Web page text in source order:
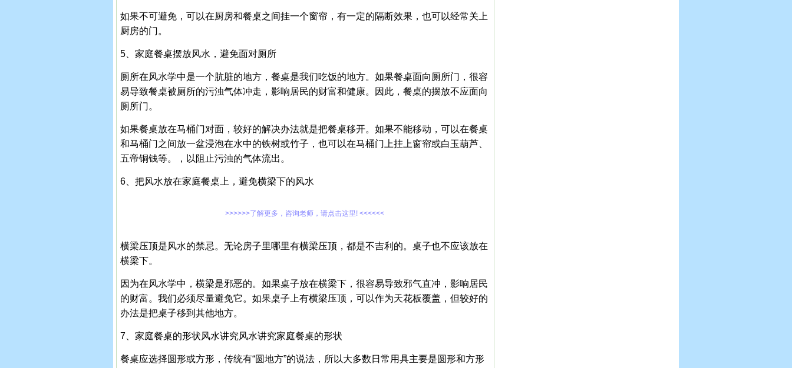
如果不可避免，可以在厨房和餐桌之间挂一个窗帘，有一定的隔断效果，也可以经常关上
厨房的门。
5、家庭餐桌摆放风水，避免面对厕所
厕所在风水学中是一个肮脏的地方，餐桌是我们吃饭的地方。如果餐桌面向厕所门，很容
易导致餐桌被厕所的污浊气体冲走，影响居民的财富和健康。因此，餐桌的摆放不应面向
厕所门。
如果餐桌放在马桶门对面，较好的解决办法就是把餐桌移开。如果不能移动，可以在餐桌
和马桶门之间放一盆浸泡在水中的铁树或竹子，也可以在马桶门上挂上窗帘或白玉葫芦、
五帝铜钱等。，以阻止污浊的气体流出。
6、把风水放在家庭餐桌上，避免横梁下的风水
>>>>>>了解更多，咨询老师，请点击这里! <<<<<<
横梁压顶是风水的禁忌。无论房子里哪里有横梁压顶，都是不吉利的。桌子也不应该放在
横梁下。
因为在风水学中，横梁是邪恶的。如果桌子放在横梁下，很容易导致邪气直冲，影响居民
的财富。我们必须尽量避免它。如果桌子上有横梁压顶，可以作为天花板覆盖，但较好的
办法是把桌子移到其他地方。
7、家庭餐桌的形状风水讲究风水讲究家庭餐桌的形状
餐桌应选择圆形或方形，传统有“圆地方”的说法，所以大多数日常用具主要是圆形和方形